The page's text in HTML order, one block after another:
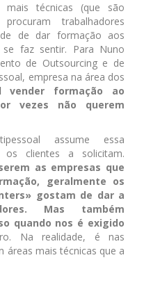
mais técnicas (que são
trabalhadores
de dar formação aos
se faz sentir. Para Nuno
de Outsourcing e de
empresa na área dos
vender formação ao
vezes não querem
assume essa
os clientes a solicitam.
as empresas que
geralmente os
gostam de dar a
Mas também
quando nos é exigido
Na realidade, é nas
áreas mais técnicas que a